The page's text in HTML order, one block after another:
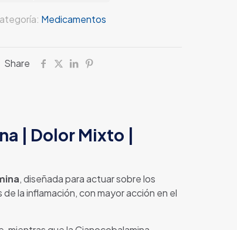
Medicamentos
Share
| Dolor Mixto |
, diseñada para actuar sobre los
la inflamación, con mayor acción en el